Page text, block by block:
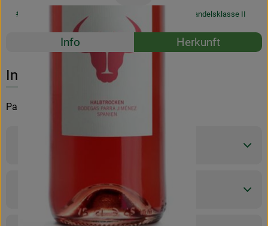
#54363 / Stück 5,32 € Handelsklasse II
Rezepte
Info Herkunft
Entdecke passende Rezepte
Info
Parra Jimenez